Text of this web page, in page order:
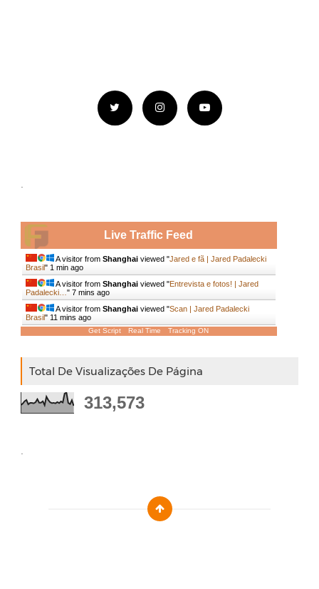
.
Live Traffic Feed
A visitor from Shanghaiviewed "Jared e fã | Jared Padalecki
Brasil" 1 min ago
A visitor from Shanghaiviewed "Entrevista e fotos! | Jared
Padalecki… " 7 mins ago
A visitor from Shanghaiviewed "Scan | Jared Padalecki
Brasil" 11 mins ago
Get Script Real Time Tracking ON
Total De Visualizações De Página
313,573
.